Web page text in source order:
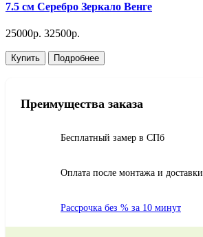
7.5 см Серебро Зеркало Венге
25000р. 32500р.
Купить Подробнее
Преимущества заказа
Бесплатный замер в СПб
Оплата после монтажа и доставки
Рассрочка без % за 10 минут